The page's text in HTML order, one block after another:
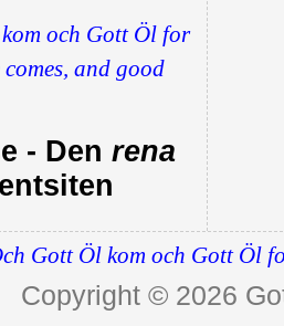
och Gott Öl for
and good
- Den rena
Gott Öl kom och Gott Öl
Copyright © 2026